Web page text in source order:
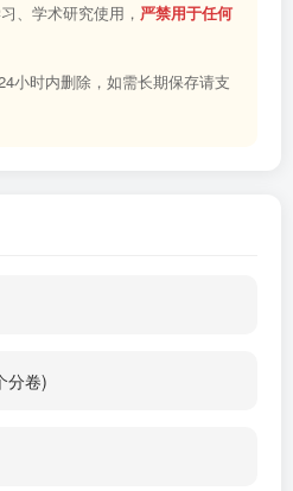
、学术研究使用， 严禁用于任何
小时内删除，如需长期保存请支
分卷)